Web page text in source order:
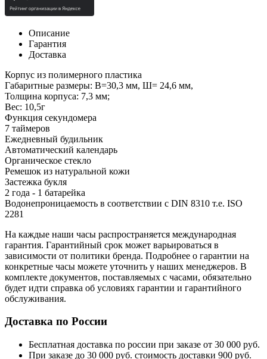
Описание
Гарантия
Доставка
Корпус из полимерного пластика
Габаритные размеры: В=30,3 мм, Ш= 24,6 мм,
Толщина корпуса: 7,3 мм;
Вес: 10,5г
Функция секундомера
7 таймеров
Ежедневный будильник
Автоматический календарь
Органическое стекло
Ремешок из натуральной кожи
Застежка букля
2 года - 1 батарейка
Водонепроницаемость в соответствии с DIN 8310 т.е. ISO
2281
На каждые наши часы распространяется международная
гарантия. Гарантийный срок может варьироваться в
зависимости от политики бренда. Подробнее о гарантии на
конкретные часы можете уточнить у наших менеджеров. В
комплекте документов, поставляемых с часами, обязательно
будет идти справка об условиях гарантии и гарантийного
обслуживания.
Доставка по России
Бесплатная доставка по россии при заказе от 30 000 руб.
При заказе до 30 000 руб. стоимость доставки 900 руб.